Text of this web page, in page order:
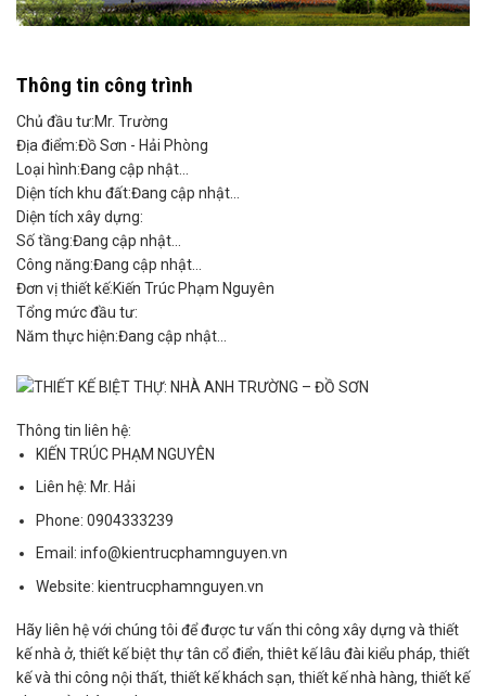
Thông tin công trình
Chủ đầu tư:Mr. Trường
Địa điểm:Đồ Sơn - Hải Phòng
Loại hình:Đang cập nhật...
Diện tích khu đất:Đang cập nhật...
Diện tích xây dựng:
Số tầng:Đang cập nhật...
Công năng:Đang cập nhật...
Đơn vị thiết kế:Kiến Trúc Phạm Nguyên
Tổng mức đầu tư:
Thông tin liên hệ:
KIẾN TRÚC PHẠM NGUYÊN
Liên hệ:Mr. Hải
Phone:0904333239
Email:info@kientrucphamnguyen.vn
Hãy liên hệ với chúng tôi để được tư vấn thi công xây dựng và thiết
kế nhà ở, thiết kế biệt thự tân cổ điển, thiêt kế lâu đài kiểu pháp, thiết